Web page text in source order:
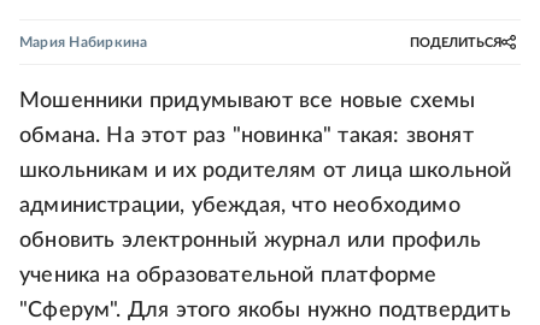
Мария Набиркина ПОДЕЛИТЬСЯ
Мошенники придумывают все новые схемы
обмана. На этот раз "новинка" такая: звонят
школьникам и их родителям от лица школьной
администрации, убеждая, что необходимо
обновить электронный журнал или профиль
ученика на образовательной платформе
"Сферум". Для этого якобы нужно подтвердить